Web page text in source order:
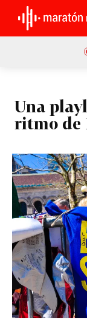
Una
ritmo de